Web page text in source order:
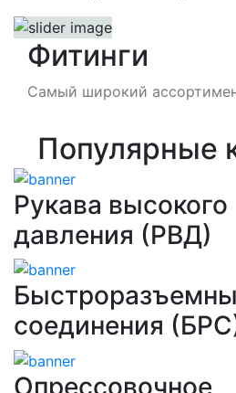
Фитинги
Самый широкий
Популярные
Рукава высокого
давления (РВД)
соединения
Опрессовочное